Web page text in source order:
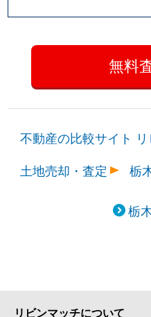
不動産の比較サイト
土地売却・査定
栃
栃
リビンマッチについて